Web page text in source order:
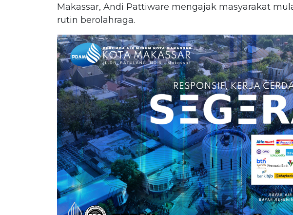
Makassar, Andi Pattiware mengajak masyarakat
rutin berolahraga.